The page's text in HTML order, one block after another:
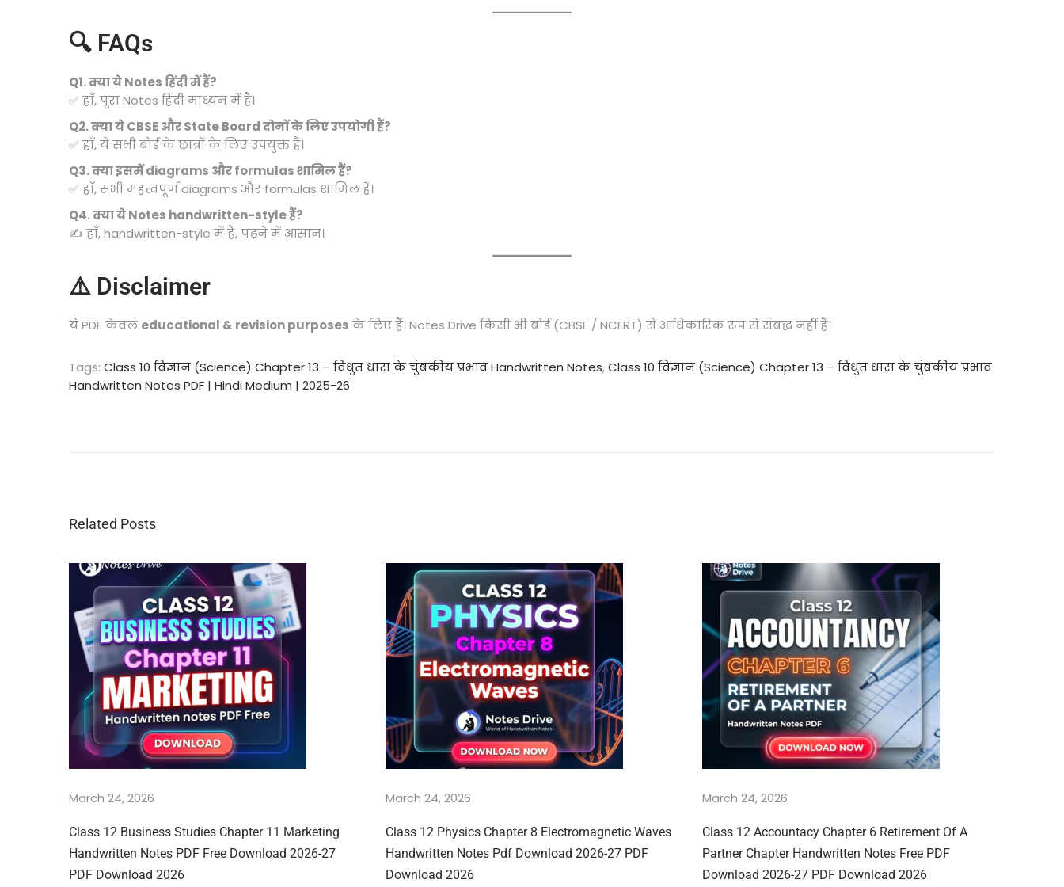
🔍 FAQs
Q1. क्या ये Notes हिंदी में हैं?
✅ हाँ, पूरा Notes हिंदी माध्यम में है।
Q2. क्या ये CBSE और State Board दोनों के लिए उपयोगी हैं?
✅ हाँ, ये सभी बोर्ड के छात्रों के लिए उपयुक्त हैं।
Q3. क्या इसमें diagrams और formulas शामिल हैं?
✅ हाँ, सभी महत्वपूर्ण diagrams और formulas शामिल हैं।
Q4. क्या ये Notes handwritten-style हैं?
✍️ हाँ, handwritten-style में हैं, पढ़ने में आसान।
⚠️ Disclaimer
ये PDF केवल educational & revision purposes के लिए हैं। Notes Drive किसी भी बोर्ड (CBSE / NCERT) से आधिकारिक रूप से संबद्ध नहीं है।
Tags: Class 10 विज्ञान (Science) Chapter 13 – विधुत धारा के चुंबकीय प्रभाव Handwritten Notes,Class 10 विज्ञान (Science) Chapter 13 – विधुत धारा के चुंबकीय प्रभाव
Handwritten Notes PDF | Hindi Medium | 2025-26
वि
न
c
e
)
h
p
t
e
r
7
Related Posts
March 24, 2026
Class 12 Business Studies Chapter 11 Marketing
Handwritten Notes PDF Free Download 2026-27
PDF Download 2026
March 24, 2026
Class 12 Physics Chapter 8 Electromagnetic Waves
Handwritten Notes Pdf Download 2026-27 PDF
Download 2026
March 24, 2026
Class 12 Accountacy Chapter 6 Retirement Of A
Partner Chapter Handwritten Notes Free PDF
Download 2026-27 PDF Download 2026